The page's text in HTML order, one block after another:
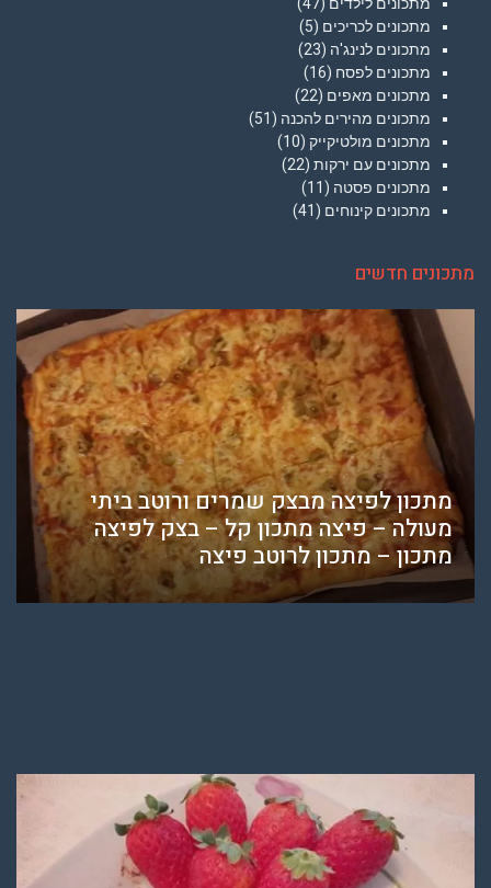
מתכונים לכריכים (5)
מתכונים לנינג'ה (23)
מתכונים לפסח (16)
מתכונים מאפים (22)
מתכונים מהירים להכנה (51)
מתכונים מולטיקייק (10)
מתכונים עם ירקות (22)
מתכונים פסטה (11)
מתכונים קינוחים (41)
מתכונים חדשים
מתכון לפיצה מבצק שמרים ורוטב ביתי
מעולה – פיצה מתכון קל – בצק לפיצה
מתכון – מתכון לרוטב פיצה